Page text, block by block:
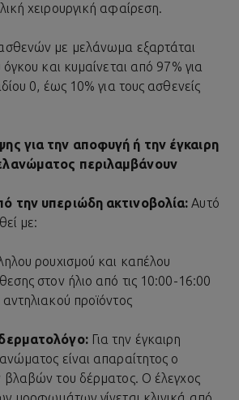
χειρουργική αφαίρεση.
με μελάνωμα εξαρτάται
και κυμαίνεται από 97% για
0, έως 10% για τους ασθενείς
για την αποφυγή ή την έγκαιρη
περιλαμβάνουν
την υπεριώδη ακτινοβολία: Αυτό
με:
ρουχισμού και καπέλου
στον ήλιο από τις 10:00-16:00
προϊόντος
Για την έγκαιρη
είναι απαραίτητος ο
βλαβών του δέρματος. Ο έλεγχος